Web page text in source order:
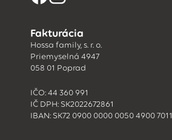
Fakturácia
Hossa family, s. r. o.
Priemyselná 4947
058 01 Poprad
IČO: 44 360 991
IČ DPH: SK2022672861
IBAN: SK72 0900 0000 0050 4900 7011